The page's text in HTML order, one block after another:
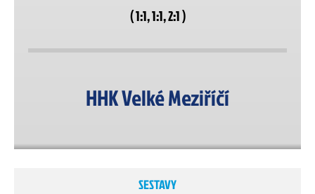
( 1:1, 1:1, 2:1 )
HHK Velké Meziříčí
SESTAVY